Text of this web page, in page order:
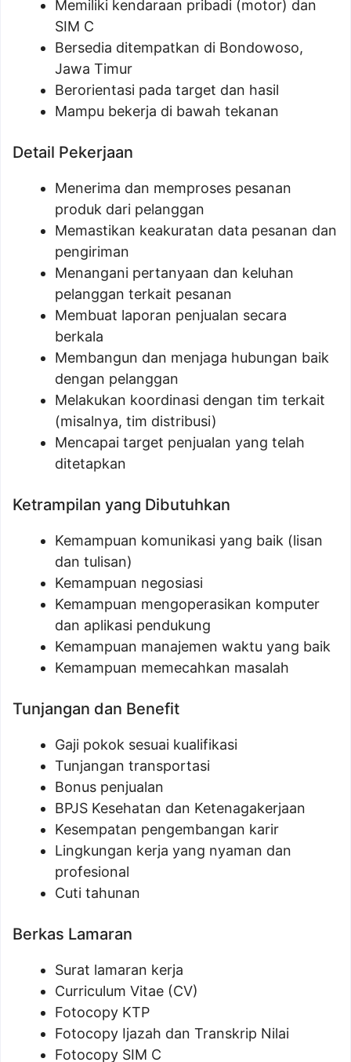
Memiliki kendaraan pribadi (motor) dan
SIM C
Bersedia ditempatkan di Bondowoso,
Jawa Timur
Berorientasi pada target dan hasil
Mampu bekerja di bawah tekanan
Detail Pekerjaan
Menerima dan memproses pesanan
produk dari pelanggan
Memastikan keakuratan data pesanan dan
pengiriman
Menangani pertanyaan dan keluhan
pelanggan terkait pesanan
Membuat laporan penjualan secara
berkala
Membangun dan menjaga hubungan baik
dengan pelanggan
Melakukan koordinasi dengan tim terkait
(misalnya, tim distribusi)
Mencapai target penjualan yang telah
ditetapkan
Ketrampilan yang Dibutuhkan
Kemampuan komunikasi yang baik (lisan
dan tulisan)
Kemampuan negosiasi
Kemampuan mengoperasikan komputer
dan aplikasi pendukung
Kemampuan manajemen waktu yang baik
Kemampuan memecahkan masalah
Tunjangan dan Benefit
Gaji pokok sesuai kualifikasi
Tunjangan transportasi
Bonus penjualan
BPJS Kesehatan dan Ketenagakerjaan
Kesempatan pengembangan karir
Lingkungan kerja yang nyaman dan
profesional
Cuti tahunan
Berkas Lamaran
Surat lamaran kerja
Curriculum Vitae (CV)
Fotocopy KTP
Fotocopy Ijazah dan Transkrip Nilai
Fotocopy SIM C